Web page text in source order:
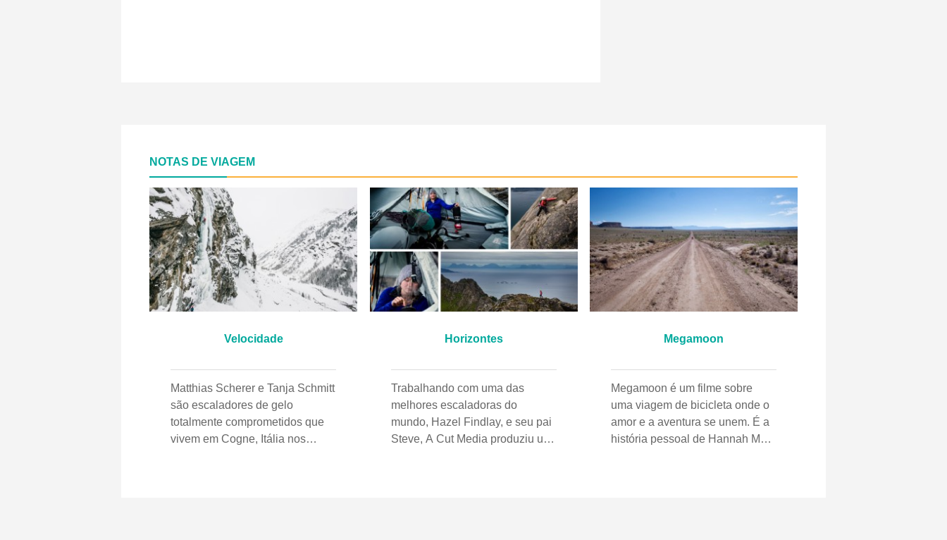
NOTAS DE VIAGEM
Velocidade
Matthias Scherer e Tanja Schmitt
são escaladores de gelo
totalmente comprometidos que
vivem em Cogne, Itália nos
Horizontes
Trabalhando com uma das
melhores escaladoras do
mundo, Hazel Findlay, e seu pai
Steve, A Cut Media produziu um
Megamoon
Megamoon é um filme sobre
uma viagem de bicicleta onde o
amor e a aventura se unem. É a
história pessoal de Hannah Maia